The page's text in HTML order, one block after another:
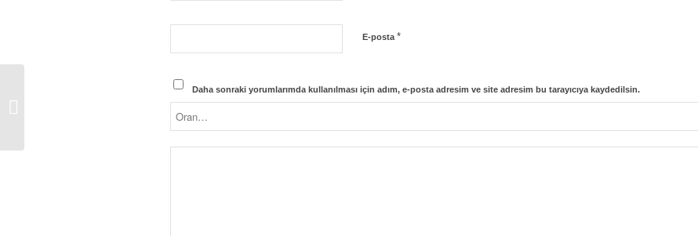
E-posta *
Daha sonraki yorumlarımda kullanılması için adım, e-posta adresim ve site adresim bu tarayıcıya kaydedilsin.